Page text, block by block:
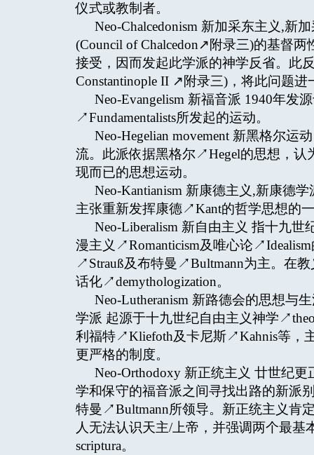
仪式或教制者。
Neo-Chalcedonism 新加采东主义,新
(Council of Chalcedon↗附录三)的基督
接受，因而发起此学派的神学反省。此
Constantinople II ↗附录三)，将此问题
Neo-Evangelism 新福音派 1940年发
↗Fundamentalists所发起的运动。
Neo-Hegelian movement 新黑格尔
流。此派依据黑格尔↗Hegel的思想，认
现而已的思想运动。
Neo-Kantianism 新康德主义,新康德
主张重新发挥康德↗Kant的哲学思想的
Neo-Liberalism 新自由主义 指十九
漫主义↗Romanticism及唯心论
↗Strauß及布特曼↗Bultmann为主。在
话化↗demythologization。
Neo-Lutheranism 新路德会的思想与
学派 起源于十九世纪自由主义神学
利福特↗Kliefoth及卡尼斯↗Kahnis等，
更严格的制度。
Neo-Orthodoxy 新正统主义 廿世纪
学和保守的福音派之间寻找出路的新派
特曼↗Bultmann所领导。新正统主义肯
人无法认识天主/上帝，并强调两个最
scriptura。